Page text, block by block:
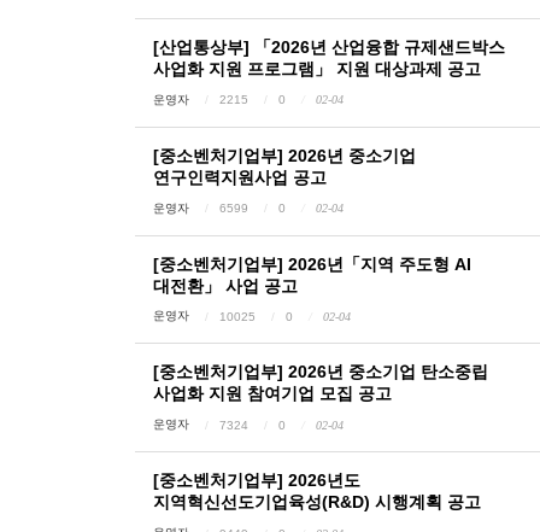
[산업통상부] 「2026년 산업융합 규제샌드박스
사업화 지원 프로그램」 지원 대상과제 공고
운영자 2215 0 02-04
[중소벤처기업부] 2026년 중소기업
연구인력지원사업 공고
운영자 6599 0 02-04
[중소벤처기업부] 2026년「지역 주도형 AI
대전환」 사업 공고
운영자 10025 0 02-04
[중소벤처기업부] 2026년 중소기업 탄소중립
사업화 지원 참여기업 모집 공고
운영자 7324 0 02-04
[중소벤처기업부] 2026년도
지역혁신선도기업육성(R&D) 시행계획 공고